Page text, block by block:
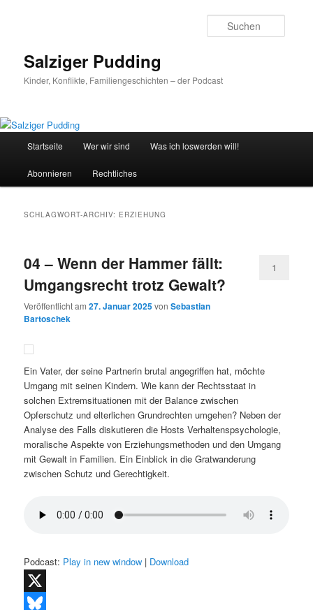
Salziger Pudding
Kinder, Konflikte, Familiengeschichten – der Podcast
Startseite Wer wir sind Was ich loswerden will!
Abonnieren Rechtliches
SCHLAGWORT-ARCHIV: ERZIEHUNG
04 – Wenn der Hammer fällt:
Umgangsrecht trotz Gewalt?
Veröffentlicht am27. Januar 2025vonSebastian
Bartoschek
1
Ein Vater, der seine Partnerin brutal angegriffen hat, möchte
Umgang mit seinen Kindern. Wie kann der Rechtsstaat in
solchen Extremsituationen mit der Balance zwischen
Opferschutz und elterlichen Grundrechten umgehen? Neben der
Analyse des Falls diskutieren die Hosts Verhaltenspsychologie,
moralische Aspekte von Erziehungsmethoden und den Umgang
mit Gewalt in Familien. Ein Einblick in die Gratwanderung
zwischen Schutz und Gerechtigkeit.
Podcast: Play in new window | Download
X